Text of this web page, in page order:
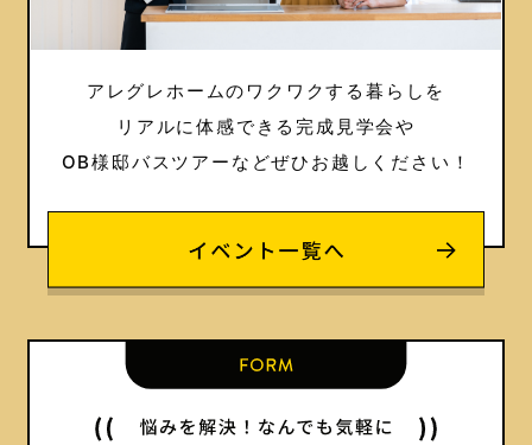
アレグレホームのワクワクする暮らしを
リアルに体感できる完成見学会や
OB様邸バスツアーなどぜひお越しください！